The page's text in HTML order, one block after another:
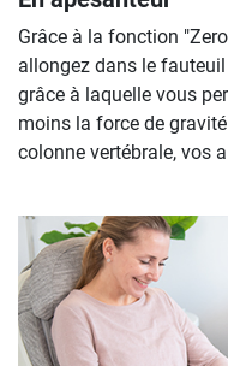
Grâce à la fonction
allongez dans le
grâce à laquelle vous
moins la force de
colonne vertébrale, vos